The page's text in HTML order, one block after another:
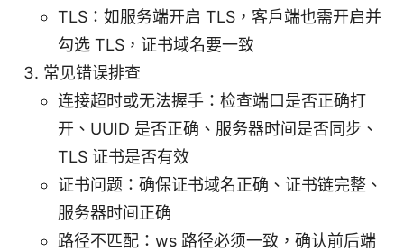
TLS：如服务端开启 TLS，客户端也需开启并
勾选 TLS，证书域名要一致
常见错误排查
连接超时或无法握手：检查端口是否正确打
开、UUID 是否正确、服务器时间是否同步、
TLS 证书是否有效
证书问题：确保证书域名正确、证书链完整、
服务器时间正确
路径不匹配：ws 路径必须一致，确认前后端